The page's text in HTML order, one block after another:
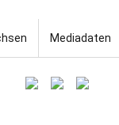
Mediadaten